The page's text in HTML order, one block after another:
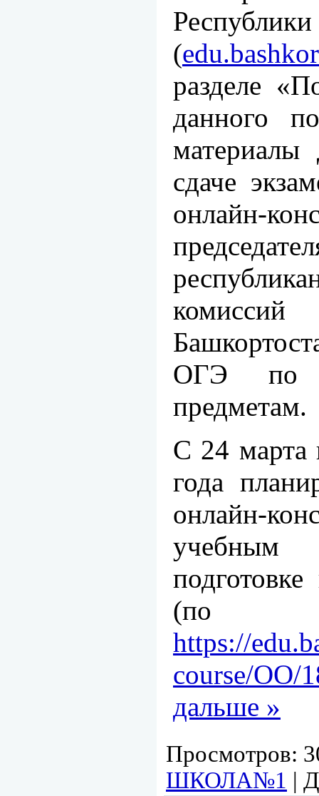
(
разделе
данного
материалы
сдаче
онлайн-
ОГЭ по
предметам.
С 24 марта
года
онлайн-
учебным
(по
https://
course/OO/
дальше »
Просмотров:
ШКОЛА№1 |